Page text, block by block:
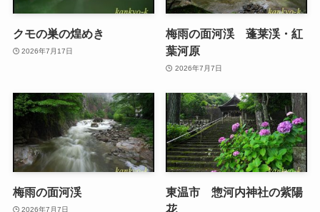
クモの巣の煌めき
2026年7月17日
梅雨の面河渓 蓬莱渓・紅
葉河原
2026年7月7日
梅雨の面河渓
2026年7月7日
東温市 惣河内神社の紫陽
花